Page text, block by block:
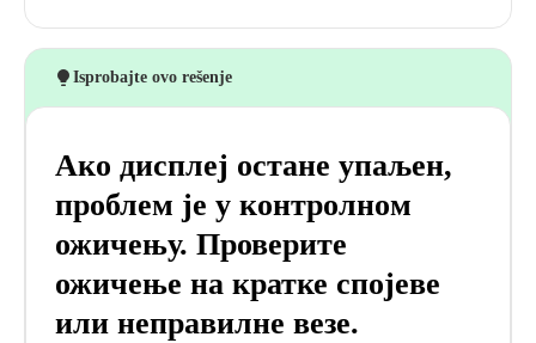
Isprobajte ovo rešenje
Ако дисплеј остане упаљен,
проблем је у контролном
ожичењу. Проверите
ожичење на кратке спојеве
или неправилне везе.